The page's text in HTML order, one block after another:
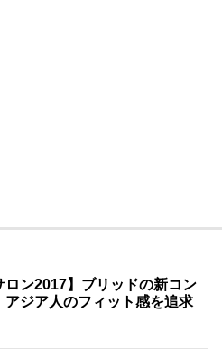
ロン2017】ブリッドの新コン
アジア人のフィット感を追求